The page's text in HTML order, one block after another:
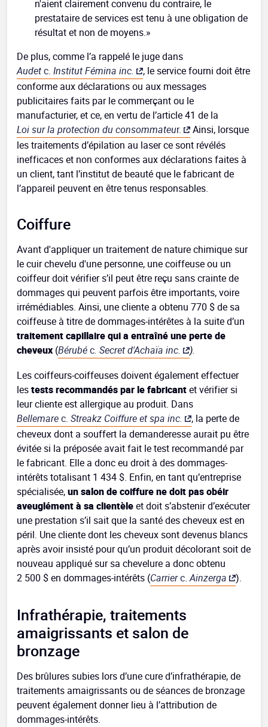
n'aient clairement convenu du contraire, le
prestataire de services est tenu à une obligation de
résultat et non de moyens.»
De plus, comme l’a rappelé le juge dans
Audetc. Institut Fémina inc.
, le service fourni doit être
conforme aux déclarations ou aux messages
publicitaires faits par le commerçant ou le
manufacturier, et ce, en vertu de l’article 41 de la
Loi sur la protection du consommateur.
Ainsi, lorsque
les traitements d’épilation au laser ce sont révélés
inefficaces et non conformes aux déclarations faites à
un client, tant l’institut de beauté que le fabricant de
l’appareil peuvent en être tenus responsables.
Coiffure
Avant d'appliquer un traitement de nature chimique sur
le cuir chevelu d'une personne, une coiffeuse ou un
coiffeur doit vérifier s’il peut être reçu sans crainte de
dommages qui peuvent parfois être importants, voire
irrémédiables. Ainsi, une cliente a obtenu 770 $ de sa
coiffeuse à titre de dommages-intérêtes à la suite d’un
traitement capillaire qui a entraîné une perte de
cheveux (Bérubéc. Secret d'Achaïa inc.
).
Les coiffeurs-coiffeuses doivent également effectuer
lestests recommandés par le fabricantet vérifier si
leur cliente est allergique au produit. Dans
Bellemarec. Streakz Coiffure et spa inc.
, la perte de
cheveux dont a souffert la demanderesse aurait pu être
évitée si la préposée avait fait le test recommandé par
le fabricant. Elle a donc eu droit à des dommages-
intérêts totalisant 1 434 $. Enfin, en tant qu’entreprise
spécialisée,un salon de coiffure ne doit pas obéir
aveuglément à sa clientèleet doit s’abstenir d’exécuter
une prestation s’il sait que la santé des cheveux est en
péril. Une cliente dont les cheveux sont devenus blancs
après avoir insisté pour qu’un produit décolorant soit de
nouveau appliqué sur sa chevelure a donc obtenu
2 500 $ en dommages-intérêts (Carrierc.Ainzerga ).
Infrathérapie, traitements
amaigrissants et salon de
bronzage
Des brûlures subies lors d’une cure d’infrathérapie, de
traitements amaigrissants ou de séances de bronzage
peuvent également donner lieu à l’attribution de
dommages-intérêts.